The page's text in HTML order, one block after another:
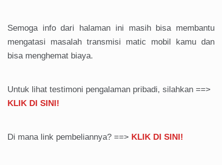
Semoga info dari halaman ini masih bisa membantu
mengatasi masalah transmisi matic mobil kamu dan
bisa menghemat biaya.
Untuk lihat testimoni pengalaman pribadi, silahkan ==>
KLIK DI SINI!
Di mana link pembeliannya? ==> KLIK DI SINI!